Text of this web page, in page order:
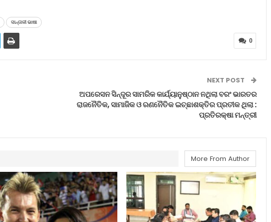
ସାନ୍ତାଳୀ ଭାଷା
0
NEXT POST
ଅପରେସନ ସିନ୍ଦୂର ସାମରିକ କାର୍ଯ୍ୟାନୁଷ୍ଠାନ ନଥିଲା ବରଂ ଭାରତର
ରାଜନୈତିକ, ସାମାଜିକ ଓ ରଣନୈତିକ ଇଚ୍ଛାଶକ୍ତିର ପ୍ରତୀକ ଥିଲା :
ପ୍ରତିରକ୍ଷା ମନ୍ତ୍ରୀ
More From Author